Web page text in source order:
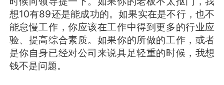
想10有89还是能成功的。如果实在是不行，也不
能怠慢工作，你应该在工作中得到更多的行业应
验、提高综合素质。如果你的所做的工作，或者
是你自身已经对公司来说具足轻重的时候，我想
钱不是问题。